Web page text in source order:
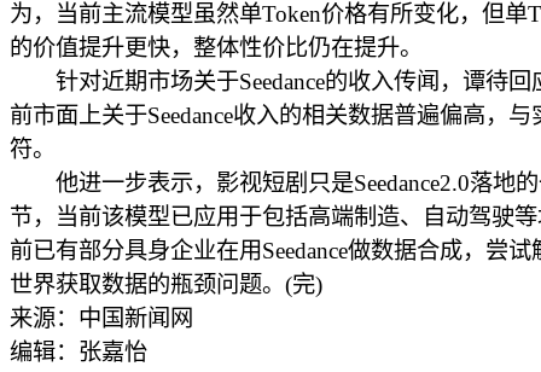
为，当前主流模型虽然单Token价格有所变化，但单
的价值提升更快，整体性价比仍在提升。
针对近期市场关于Seedance的收入传闻，谭待回
前市面上关于Seedance收入的相关数据普遍偏高，与
符。
他进一步表示，影视短剧只是Seedance2.0落地
节，当前该模型已应用于包括高端制造、自动驾驶
前已有部分具身企业在用Seedance做数据合成，尝试
世界获取数据的瓶颈问题。(完)
来源：中国新闻网
编辑：张嘉怡